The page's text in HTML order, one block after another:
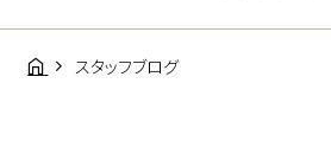
スタッフブログ